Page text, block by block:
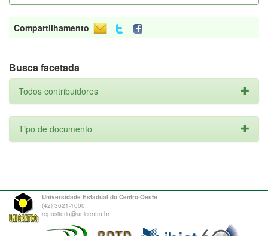
Compartilhamento
Busca facetada
Todos contribuidores
Tipo de documento
Universidade Estadual do Centro-Oeste
(42) 3621-1000
repositorio@unicentro.br